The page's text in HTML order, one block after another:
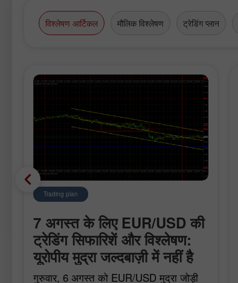
विश्लेषण आर्टिकल मौलिक विश्लेषण ट्रेडिंग प्लान
Trading plan
7 अगस्त के लिए EUR/USD की
ट्रेडिंग सिफारिशें और विश्लेषण:
यूरोपीय मुद्रा जल्दबाज़ी में नहीं है
गुरुवार, 6 अगस्त को EUR/USD मुद्रा जोड़ी